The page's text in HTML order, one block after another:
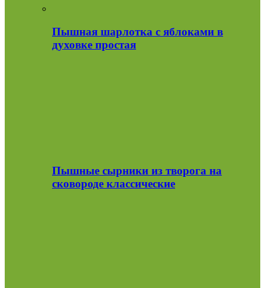
Пышная шарлотка с яблоками в
духовке простая
Пышные сырники из творога на
сковороде классические